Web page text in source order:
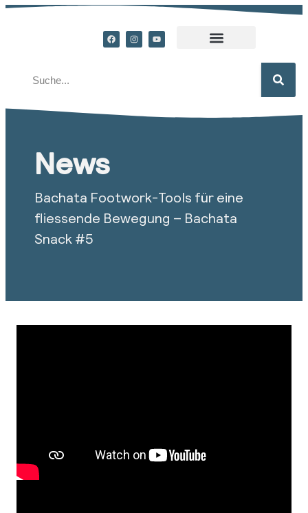
News
Bachata Footwork-Tools für eine
fliessende Bewegung – Bachata
Snack #5